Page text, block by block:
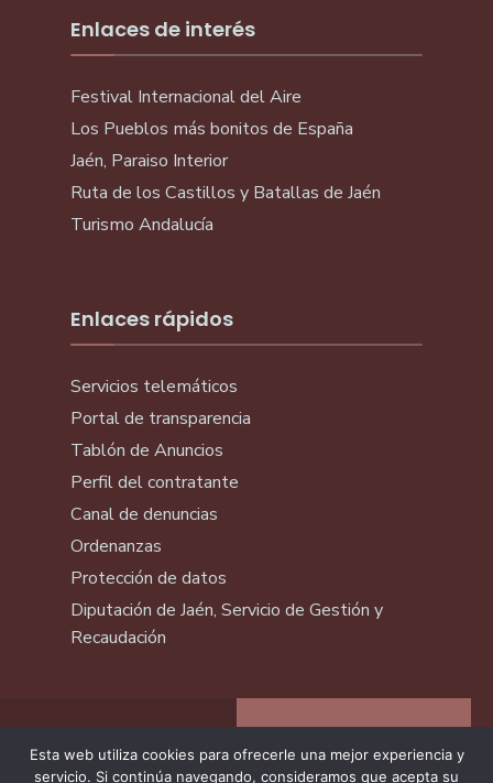
Enlaces de interés
Festival Internacional del Aire
Los Pueblos más bonitos de España
Jaén, Paraiso Interior
Ruta de los Castillos y Batallas de Jaén
Turismo Andalucía
Enlaces rápidos
Servicios telemáticos
Portal de transparencia
Tablón de Anuncios
Perfil del contratante
Canal de denuncias
Ordenanzas
Protección de datos
Diputación de Jaén, Servicio de Gestión y
Recaudación
Esta web utiliza cookies para ofrecerle una mejor experiencia y
servicio. Si continúa navegando, consideramos que acepta su